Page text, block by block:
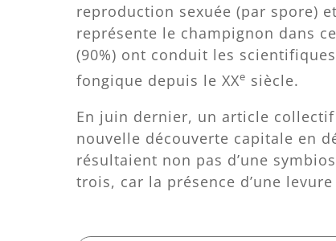
reproduction sexuée (par spore)
représente le champignon dans
(90%) ont conduit les
fongique depuis le XXe siècle.
En juin dernier, un article
nouvelle découverte capitale en
résultaient non pas d’une
trois, car la présence d’une